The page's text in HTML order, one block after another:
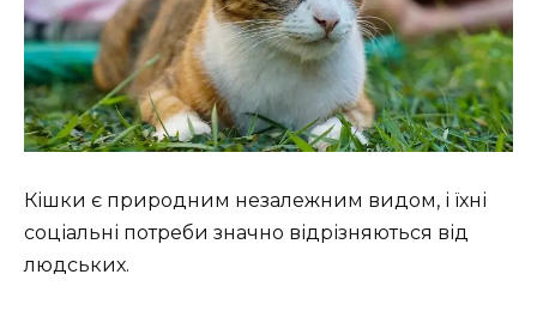
Кішки є природним незалежним видом, і їхні
соціальні потреби значно відрізняються від
людських.